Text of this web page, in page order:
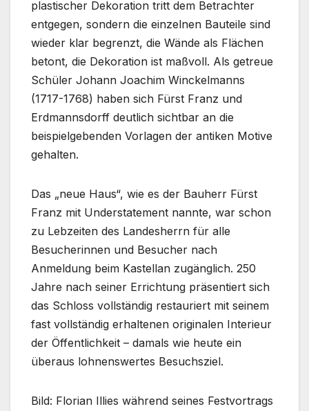
plastischer Dekoration tritt dem Betrachter
entgegen, sondern die einzelnen Bauteile sind
wieder klar begrenzt, die Wände als Flächen
betont, die Dekoration ist maßvoll. Als getreue
Schüler Johann Joachim Winckelmanns
(1717-1768) haben sich Fürst Franz und
Erdmannsdorff deutlich sichtbar an die
beispielgebenden Vorlagen der antiken Motive
gehalten.
Das „neue Haus“, wie es der Bauherr Fürst
Franz mit Understatement nannte, war schon
zu Lebzeiten des Landesherrn für alle
Besucherinnen und Besucher nach
Anmeldung beim Kastellan zugänglich. 250
Jahre nach seiner Errichtung präsentiert sich
das Schloss vollständig restauriert mit seinem
fast vollständig erhaltenen originalen Interieur
der Öffentlichkeit – damals wie heute ein
überaus lohnenswertes Besuchsziel.
Bild: Florian Illies während seines Festvortrags